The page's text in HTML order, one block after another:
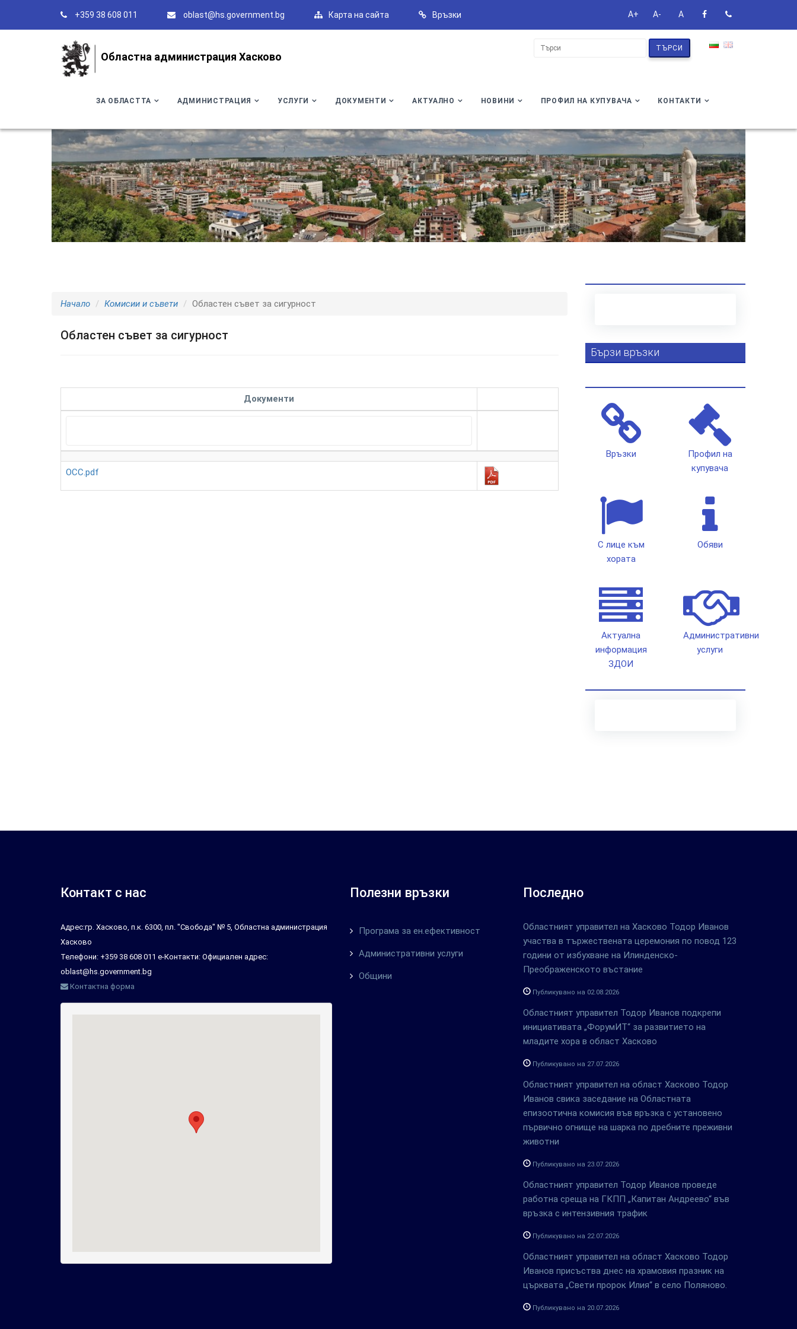
+359 38 608 011 oblast@hs.government.bg Карта на сайта Връзки A+ A- A
Областна администрация Хасково
ТЪРСИ
ЗА ОБЛАСТТА АДМИНИСТРАЦИЯ УСЛУГИ ДОКУМЕНТИ АКТУАЛНО НОВИНИ ПРОФИЛ НА КУПУВАЧА КОНТАКТИ
Начало Комисии и съвети Областен съвет за сигурност
Областен съвет за сигурност
Документи
ОСС.pdf
Бързи връзки
Връзки
Профил на
купувача
С лице към
хората
Обяви
Актуална
информация
ЗДОИ
Административни
услуги
Контакт с нас
Адрес:гр. Хасково, п.к. 6300, пл. "Свобода" № 5, Областна администрация
Хасково
Телефони: +359 38 608 011 е-Контакти: Официален адрес:
oblast@hs.government.bg
Контактна форма
Полезни връзки
Програма за ен.ефективност
Административни услуги
Общини
Последно
Областният управител на Хасково Тодор Иванов
участва в тържествената церемония по повод 123
години от избухване на Илинденско-
Преображенското въстание
Публикувано на 02.08.2026
Областният управител Тодор Иванов подкрепи
инициативата „ФорумИТ“ за развитието на
младите хора в област Хасково
Публикувано на 27.07.2026
Областният управител на област Хасково Тодор
Иванов свика заседание на Областната
епизоотична комисия във връзка с установено
първично огнище на шарка по дребните преживни
животни
Публикувано на 23.07.2026
Областният управител Тодор Иванов проведе
работна среща на ГКПП „Капитан Андреево“ във
връзка с интензивния трафик
Публикувано на 22.07.2026
Областният управител на област Хасково Тодор
Иванов присъства днес на храмовия празник на
църквата „Свети пророк Илия“ в село Поляново.
Публикувано на 20.07.2026